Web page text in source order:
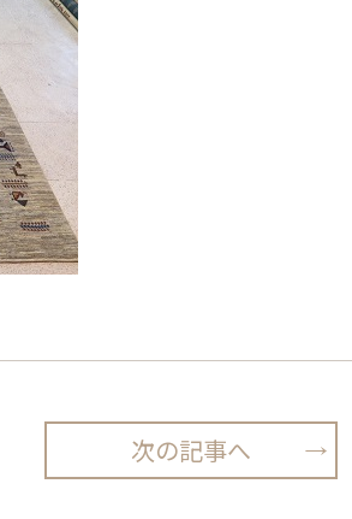
次の記事へ